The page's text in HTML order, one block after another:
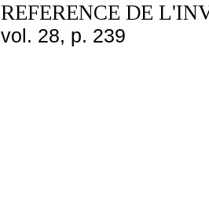
REFERENCE DE
vol. 28, p. 239